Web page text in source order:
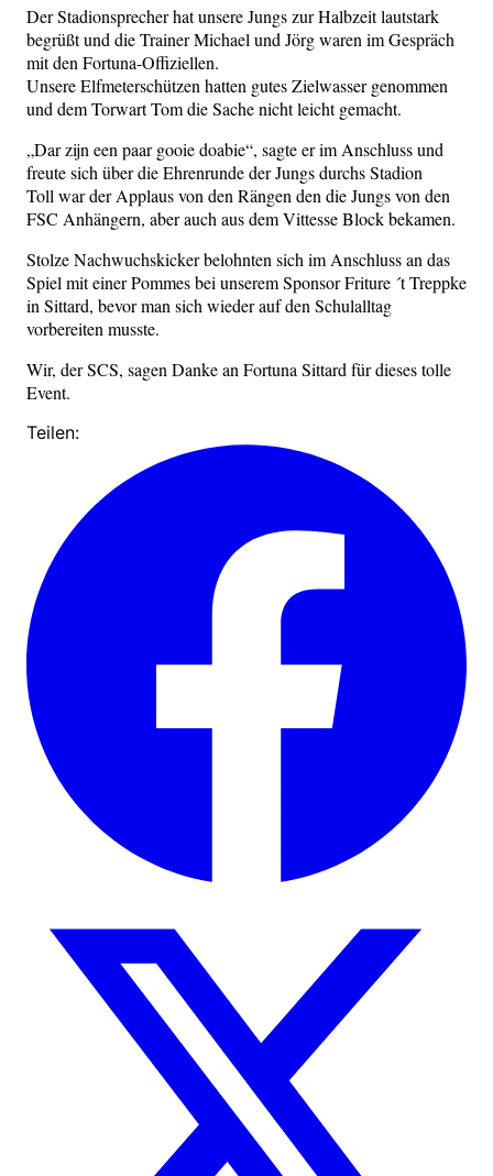
Der Stadionsprecher hat unsere Jungs zur Halbzeit lautstark
begrüßt und die Trainer Michael und Jörg waren im Gespräch
mit den Fortuna-Offiziellen.
Unsere Elfmeterschützen hatten gutes Zielwasser genommen
und dem Torwart Tom die Sache nicht leicht gemacht.
„Dar zijn een paar gooie doabie“, sagte er im Anschluss und
freute sich über die Ehrenrunde der Jungs durchs Stadion
Toll war der Applaus von den Rängen den die Jungs von den
FSC Anhängern, aber auch aus dem Vittesse Block bekamen.
Stolze Nachwuchskicker belohnten sich im Anschluss an das
Spiel mit einer Pommes bei unserem Sponsor Friture ´t Treppke
in Sittard, bevor man sich wieder auf den Schulalltag
vorbereiten musste.
Wir, der SCS, sagen Danke an Fortuna Sittard für dieses tolle
Event.
Teilen: